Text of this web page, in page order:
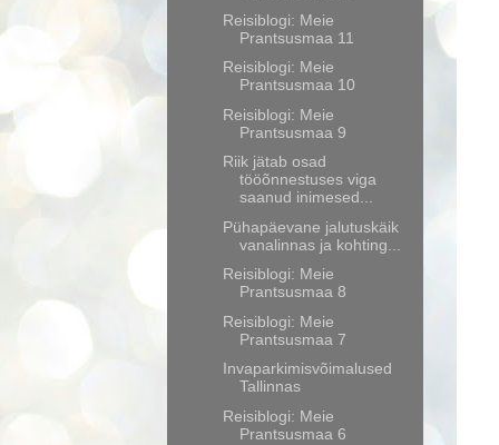
Reisiblogi: Meie
Prantsusmaa 11
Reisiblogi: Meie
Prantsusmaa 10
Reisiblogi: Meie
Prantsusmaa 9
Riik jätab osad
tööõnnestuses viga
saanud inimesed...
Pühapäevane jalutuskäik
vanalinnas ja kohting...
Reisiblogi: Meie
Prantsusmaa 8
Reisiblogi: Meie
Prantsusmaa 7
Invaparkimisvõimalused
Tallinnas
Reisiblogi: Meie
Prantsusmaa 6